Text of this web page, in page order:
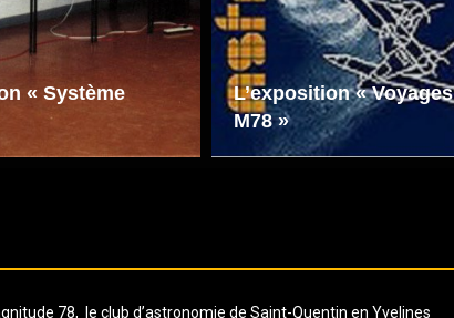
« Système
L’exposition « Voyages
M78 »
78, le club d’astronomie de Saint-Quentin en Yvelines